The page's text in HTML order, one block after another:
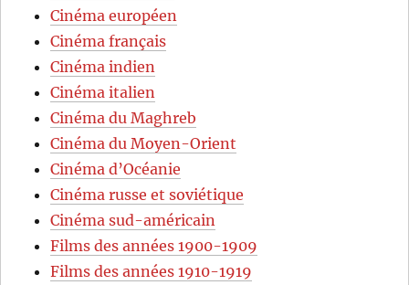
Cinéma européen
Cinéma français
Cinéma indien
Cinéma italien
Cinéma du Maghreb
Cinéma du Moyen-Orient
Cinéma d’Océanie
Cinéma russe et soviétique
Cinéma sud-américain
Films des années 1900-1909
Films des années 1910-1919